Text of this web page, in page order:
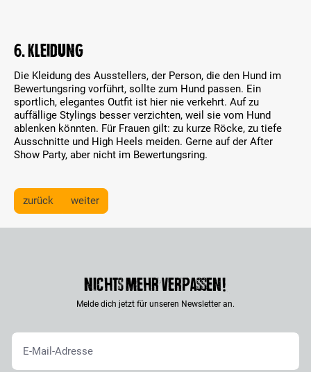
6. Kleidung
Die Kleidung des Ausstellers, der Person, die den Hund im
Bewertungsring vorführt, sollte zum Hund passen. Ein
sportlich, elegantes Outfit ist hier nie verkehrt. Auf zu
auffällige Stylings besser verzichten, weil sie vom Hund
ablenken könnten. Für Frauen gilt: zu kurze Röcke, zu tiefe
Ausschnitte und High Heels meiden. Gerne auf der After
Show Party, aber nicht im Bewertungsring.
zurück weiter
Nichts mehr verpassen!
Melde dich jetzt für unseren Newsletter an.